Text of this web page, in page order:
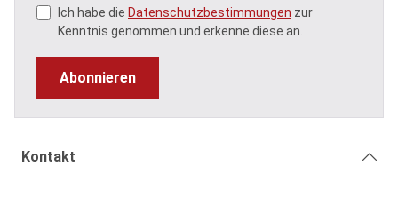
Ich habe die Datenschutzbestimmungen zur
Kenntnis genommen und erkenne diese an.
Abonnieren
Kontakt